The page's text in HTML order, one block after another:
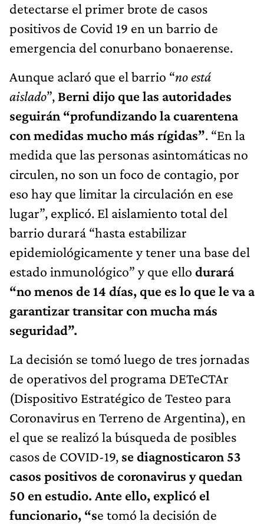
detectarse el primer brote de casos
positivos de Covid 19 en un barrio de
emergencia del conurbano bonaerense.
Aunque aclaró que el barrio “no está
aislado”, Berni dijo que las autoridades
seguirán “profundizando la cuarentena
con medidas mucho más rígidas”. “En la
medida que las personas asintomáticas no
circulen, no son un foco de contagio, por
eso hay que limitar la circulación en ese
lugar”, explicó. El aislamiento total del
barrio durará “hasta estabilizar
epidemiológicamente y tener una base del
estado inmunológico” y que ello durará
“no menos de 14 días, que es lo que le va a
garantizar transitar con mucha más
seguridad”.
La decisión se tomó luego de tres jornadas
de operativos del programa DETeCTAr
(Dispositivo Estratégico de Testeo para
Coronavirus en Terreno de Argentina), en
el que se realizó la búsqueda de posibles
casos de COVID-19, se diagnosticaron 53
casos positivos de coronavirus y quedan
50 en estudio. Ante ello, explicó el
funcionario, “se tomó la decisión de